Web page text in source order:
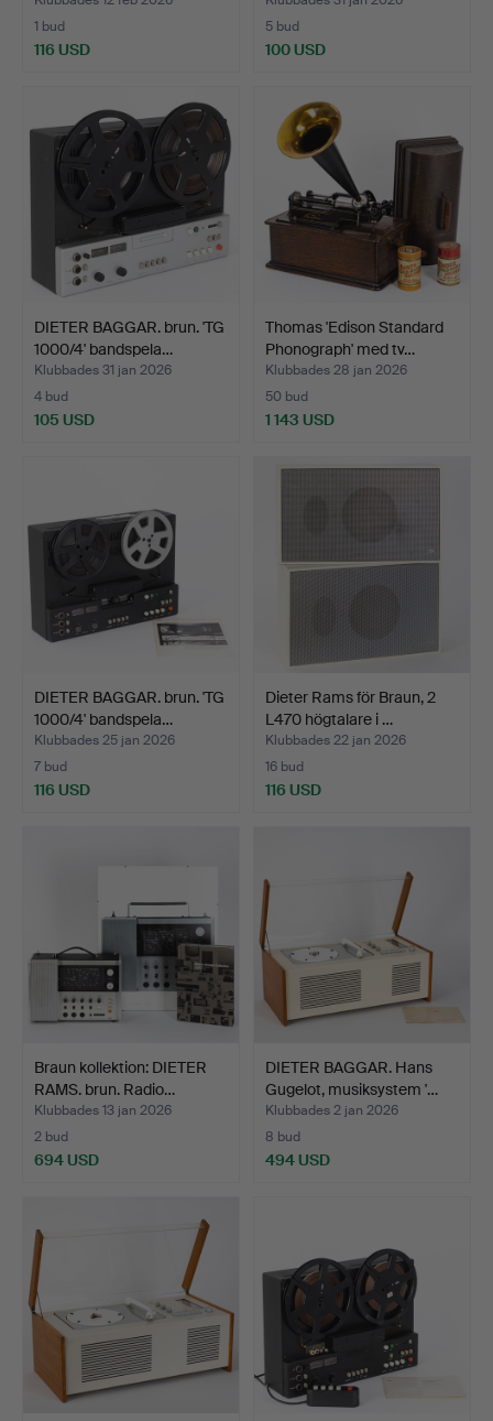
1 bud
116 USD
5 bud
100 USD
DIETER BAGGAR. brun. 'TG
1000/4' bandspela…
Klubbades 31 jan 2026
4 bud
105 USD
Thomas 'Edison Standard
Phonograph' med tv…
Klubbades 28 jan 2026
50 bud
1 143 USD
DIETER BAGGAR. brun. 'TG
1000/4' bandspela…
Klubbades 25 jan 2026
7 bud
116 USD
Dieter Rams för Braun, 2
L470 högtalare i …
Klubbades 22 jan 2026
16 bud
116 USD
Braun kollektion: DIETER
RAMS. brun. Radio…
Klubbades 13 jan 2026
2 bud
694 USD
DIETER BAGGAR. Hans
Gugelot, musiksystem '…
Klubbades 2 jan 2026
8 bud
494 USD